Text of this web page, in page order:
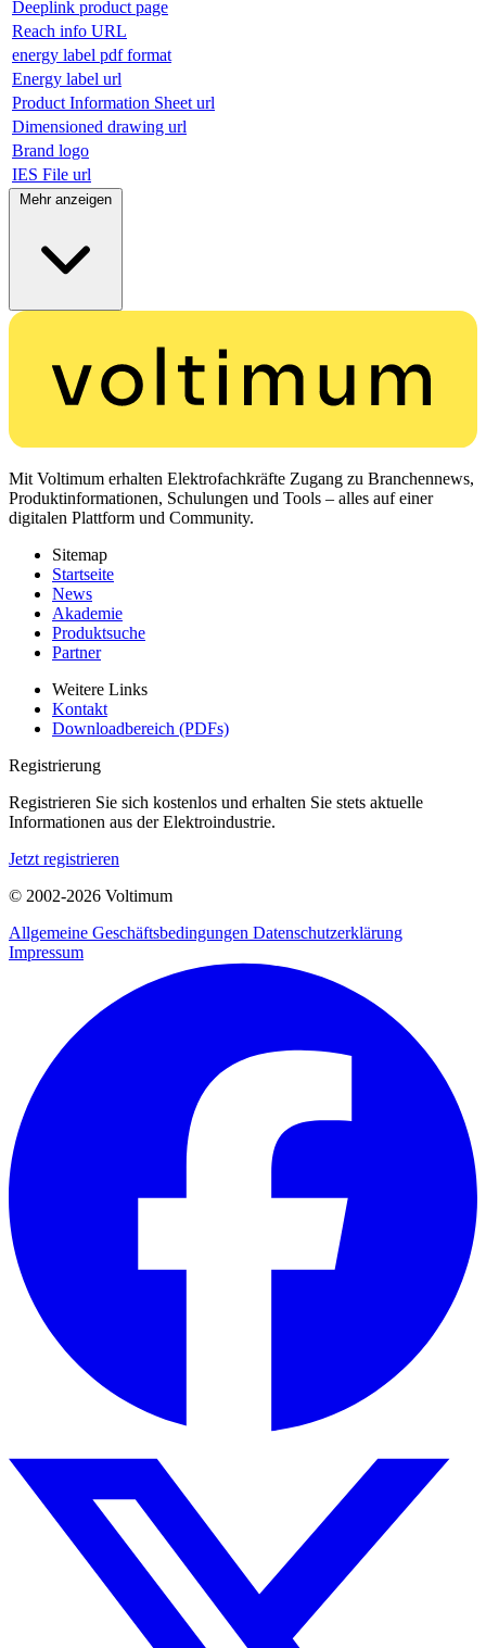
Deeplink product page
Reach info URL
energy label pdf format
Energy label url
Product Information Sheet url
Dimensioned drawing url
Brand logo
IES File url
Mehr anzeigen
Mit Voltimum erhalten Elektrofachkräfte Zugang zu Branchennews,
Produktinformationen, Schulungen und Tools – alles auf einer
digitalen Plattform und Community.
Sitemap
Startseite
News
Akademie
Produktsuche
Partner
Weitere Links
Kontakt
Downloadbereich (PDFs)
Registrierung
Registrieren Sie sich kostenlos und erhalten Sie stets aktuelle
Informationen aus der Elektroindustrie.
Jetzt registrieren
© 2002-2026 Voltimum
Allgemeine Geschäftsbedingungen Datenschutzerklärung
Impressum